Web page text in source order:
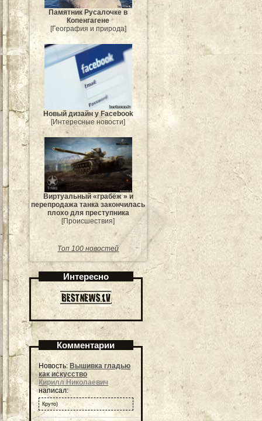
Памятник Русалочке в
Копенгагене
[География и природа]
Новый дизайн у Facebook
[Интересные новости]
Виртуальный «грабёж » и
перепродажа танка закончилась
плохо для преступника
[Происшествия]
Топ 100 новостей
Интересно
Комментарии
Новость: Вышивка гладью
как искусство
Кирилл Николаевич
написал:
Круто)